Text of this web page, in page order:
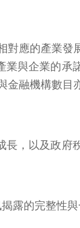
對應的產業發
業與企業的承
金融機構數目
，以及政府
露的完整性與